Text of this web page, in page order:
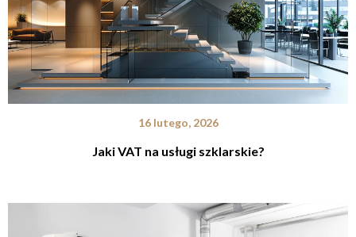
16 lutego, 2026
Jaki VAT na usługi szklarskie?